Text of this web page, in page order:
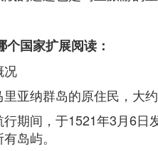
个国家扩展阅读：
况
亚纳群岛的原住民，大
期间，于1521年3月6
岛屿。